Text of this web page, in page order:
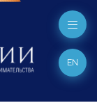
EN